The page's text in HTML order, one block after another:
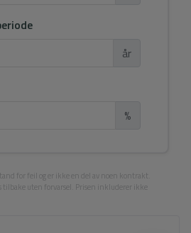
år
%
for feil og er ikke en del av noen kontrakt.
uten forvarsel. Prisen inkluderer ikke